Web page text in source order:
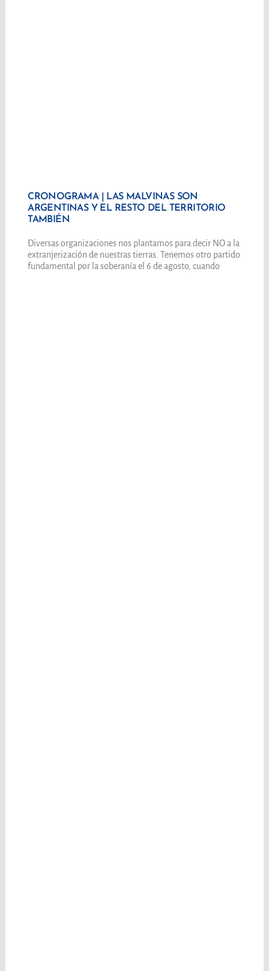
CRONOGRAMA | LAS MALVINAS SON
ARGENTINAS Y EL RESTO DEL TERRITORIO
TAMBIÉN
Diversas organizaciones nos plantamos para decir NO a la
extranjerización de nuestras tierras. Tenemos otro partido
fundamental por la soberanía el 6 de agosto, cuando